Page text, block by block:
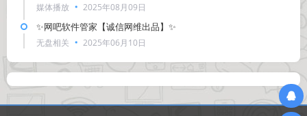
媒体播放 2025年08月09日
✨网吧软件管家【诚信网维出品】✨
无盘相关 2025年06月10日